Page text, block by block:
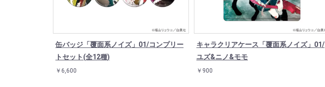
缶バッジ「覆面系ノイズ」01/コンプリー
トセット(全12種)
￥6,600
キャラクリアケース「覆面系ノイズ」01/
ユズ&ニノ&モモ
￥900